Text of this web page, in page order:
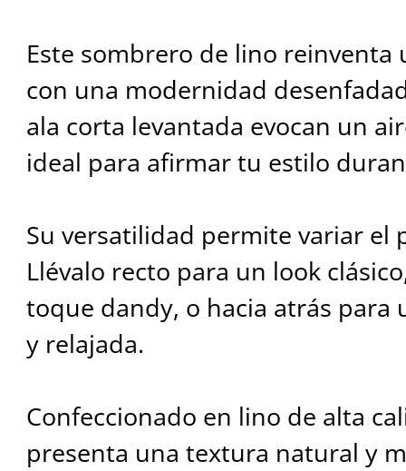
Este sombrero de lino reinventa
con una modernidad
ala corta levantada evocan un
ideal para afirmar tu estilo
Su versatilidad permite variar el
Llévalo recto para un look
toque dandy, o hacia atrás para
y relajada.
Confeccionado en lino de alta
presenta una textura natural y